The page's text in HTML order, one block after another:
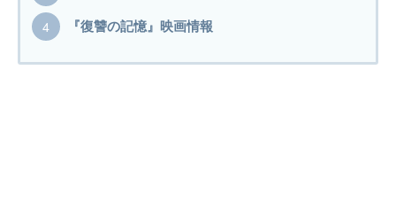
『復讐の記憶』映画情報